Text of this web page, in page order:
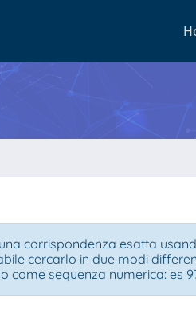
corrispondenza esatta
cercarlo in due modi
come sequenza numerica: es